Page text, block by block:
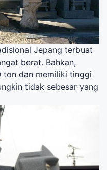
Jepang terbuat
berat. Bahkan,
ton dan memiliki tinggi
tidak sebesar yang